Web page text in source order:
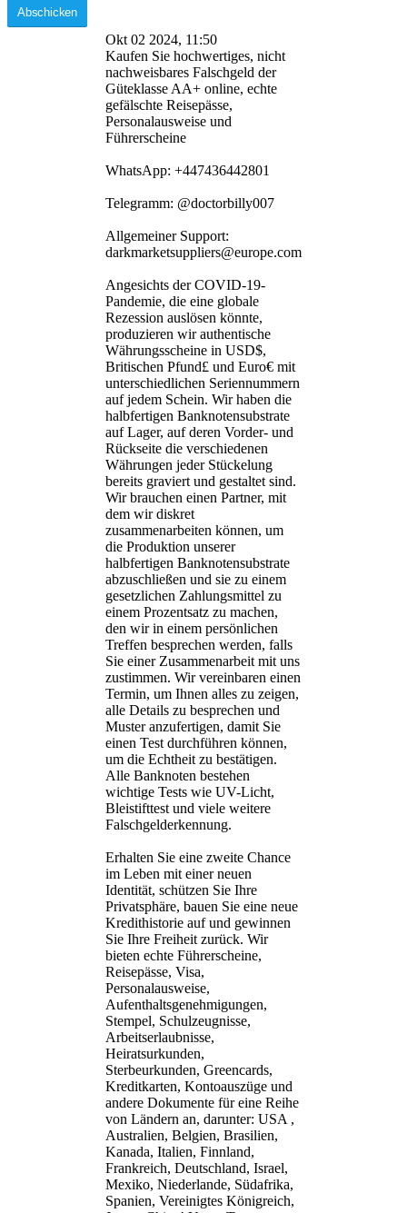
Okt 02 2024, 11:50
Kaufen Sie hochwertiges, nicht
nachweisbares Falschgeld der
Güteklasse AA+ online, echte
gefälschte Reisepässe,
Personalausweise und
Führerscheine
WhatsApp: +447436442801
Telegramm: @doctorbilly007
Allgemeiner Support:
darkmarketsuppliers@europe.com
Angesichts der COVID-19-
Pandemie, die eine globale
Rezession auslösen könnte,
produzieren wir authentische
Währungsscheine in USD$,
Britischen Pfund£ und Euro€ mit
unterschiedlichen Seriennummern
auf jedem Schein. Wir haben die
halbfertigen Banknotensubstrate
auf Lager, auf deren Vorder- und
Rückseite die verschiedenen
Währungen jeder Stückelung
bereits graviert und gestaltet sind.
Wir brauchen einen Partner, mit
dem wir diskret
zusammenarbeiten können, um
die Produktion unserer
halbfertigen Banknotensubstrate
abzuschließen und sie zu einem
gesetzlichen Zahlungsmittel zu
einem Prozentsatz zu machen,
den wir in einem persönlichen
Treffen besprechen werden, falls
Sie einer Zusammenarbeit mit uns
zustimmen. Wir vereinbaren einen
Termin, um Ihnen alles zu zeigen,
alle Details zu besprechen und
Muster anzufertigen, damit Sie
einen Test durchführen können,
um die Echtheit zu bestätigen.
Alle Banknoten bestehen
wichtige Tests wie UV-Licht,
Bleistifttest und viele weitere
Falschgelderkennung.
Erhalten Sie eine zweite Chance
im Leben mit einer neuen
Identität, schützen Sie Ihre
Privatsphäre, bauen Sie eine neue
Kredithistorie auf und gewinnen
Sie Ihre Freiheit zurück. Wir
bieten echte Führerscheine,
Reisepässe, Visa,
Personalausweise,
Aufenthaltsgenehmigungen,
Stempel, Schulzeugnisse,
Arbeitserlaubnisse,
Heiratsurkunden,
Sterbeurkunden, Greencards,
Kreditkarten, Kontoauszüge und
andere Dokumente für eine Reihe
von Ländern an, darunter: USA ,
Australien, Belgien, Brasilien,
Kanada, Italien, Finnland,
Frankreich, Deutschland, Israel,
Mexiko, Niederlande, Südafrika,
Spanien, Vereinigtes Königreich,